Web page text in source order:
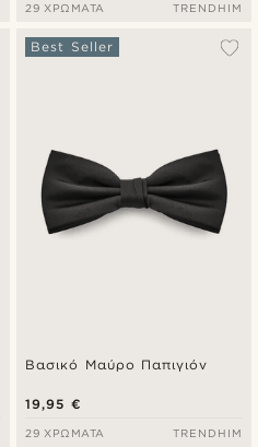
29 ΧΡΏΜΑΤΑ TRENDHIM
Βασικό Μαύρο Παπιγιόν
Best Seller
19,95 €
29 ΧΡΏΜΑΤΑ TRENDHIM